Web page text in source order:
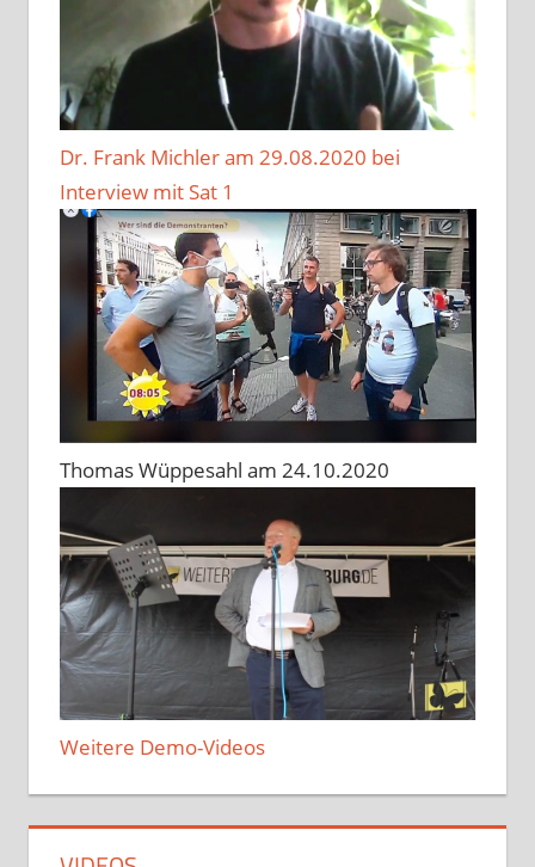
Dr. Frank Michler am 29.08.2020 bei
Interview mit Sat 1
Thomas Wüppesahl am 24.10.2020
Weitere Demo-Videos